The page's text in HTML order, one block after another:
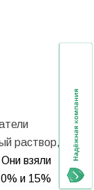
раствор,
Они взяли
и 15%